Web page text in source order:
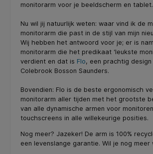
monitorarm voor je beeldscherm en tablet.
Nu wil jij natuurlijk weten: waar vind ik de
monitorarm die past in de stijl van mijn
Wij hebben het antwoord voor je; er is
monitorarm die het predikaat ‘leukste
verdient en dat is Flo, een prachtig
Colebrook Bosson Saunders.
Bovendien: Flo is de beste ergonomisch
monitorarm aller tijden met het grootste
van alle dynamische armen voor
touchscreens in alle willekeurige posities.
Nog meer? Jazeker! De arm is 100%
een levenslange garantie. Wil je nog meer